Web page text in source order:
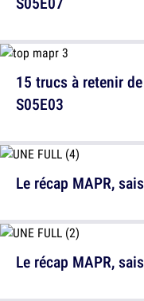
Le récap MAPR,
15 trucs à retenir
S05E03
Le récap MAPR,